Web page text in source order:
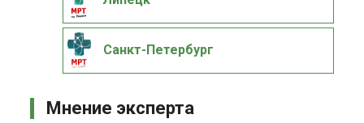
Санкт-Петербург
Мнение эксперта